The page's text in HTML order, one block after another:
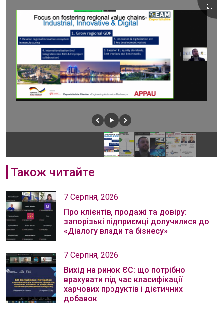
Також читайте
7 Серпня, 2026
Про клієнтів, продажі та довіру:
запорізькі підприємці долучилися до
«Діалогу влади та бізнесу»
7 Серпня, 2026
Вихід на ринок ЄС: що потрібно
врахувати під час класифікації
харчових продуктів і дієтичних
добавок